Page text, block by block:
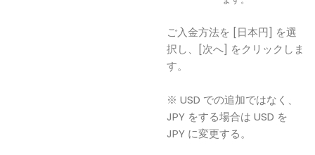
ご入金方法を [日本円] を選
択し、[次へ] をクリックしま
す。
※ USD での追加ではなく、
JPY をする場合は USD を
JPY に変更する。